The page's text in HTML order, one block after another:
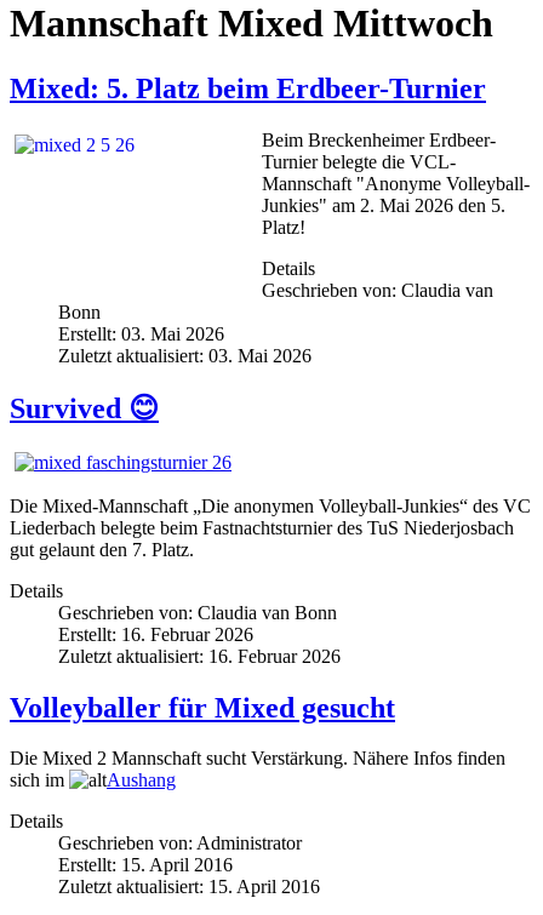
Mannschaft Mixed Mittwoch
Mixed: 5. Platz beim Erdbeer-Turnier
Beim Breckenheimer Erdbeer-
Turnier belegte die VCL-
Mannschaft "Anonyme Volleyball-
Junkies" am 2. Mai 2026 den 5.
Platz!
Details
Geschrieben von: Claudia van
Bonn
Erstellt: 03. Mai 2026
Zuletzt aktualisiert: 03. Mai 2026
Survived 😊
Die Mixed-Mannschaft „Die anonymen Volleyball-Junkies“ des VC
Liederbach belegte beim Fastnachtsturnier des TuS Niederjosbach
gut gelaunt den 7. Platz.
Details
Geschrieben von: Claudia van Bonn
Erstellt: 16. Februar 2026
Zuletzt aktualisiert: 16. Februar 2026
Volleyballer für Mixed gesucht
Die Mixed 2 Mannschaft sucht Verstärkung. Nähere Infos finden
sich im
Aushang
Details
Geschrieben von: Administrator
Erstellt: 15. April 2016
Zuletzt aktualisiert: 15. April 2016